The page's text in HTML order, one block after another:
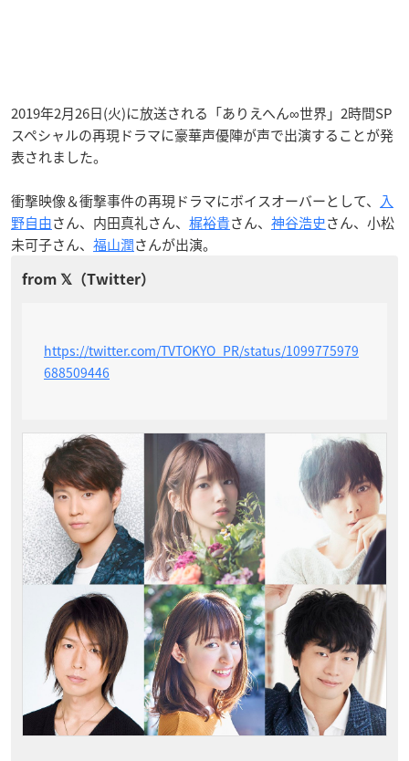
2019年2月26日(火)に放送される「ありえへん∞世界」2時間SP
スペシャルの再現ドラマに豪華声優陣が声で出演することが発
表されました。
衝撃映像＆衝撃事件の再現ドラマにボイスオーバーとして、 入
野自由さん、内田真礼さん、 梶裕貴さん、 神谷浩史さん、小松
未可子さん、 福山潤さんが出演。
https://twitter.com/TVTOKYO_PR/status/1099775979
688509446